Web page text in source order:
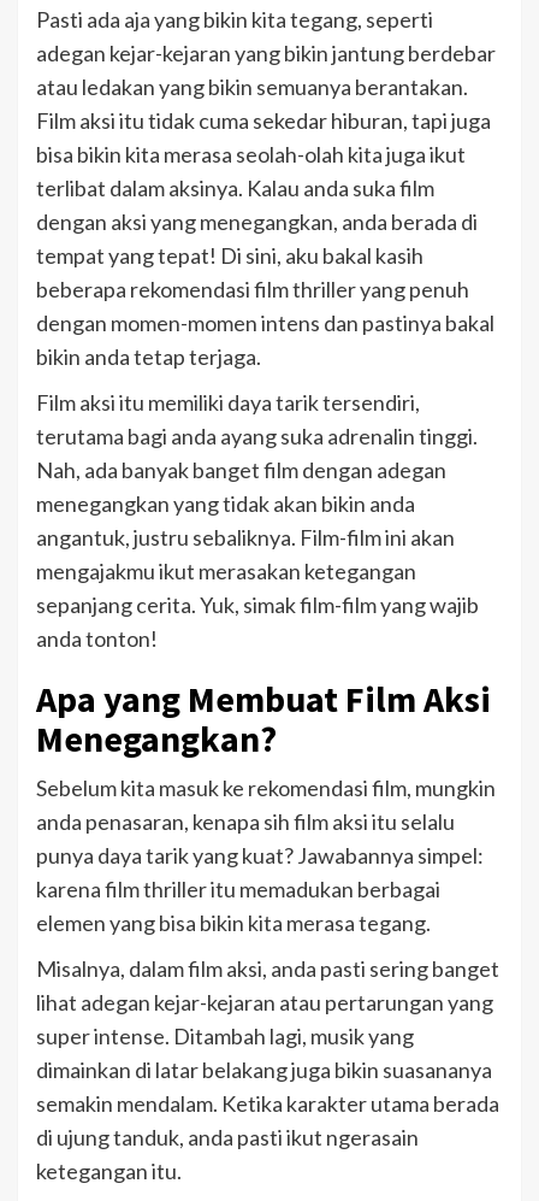
Pasti ada aja yang bikin kita tegang, seperti
adegan kejar-kejaran yang bikin jantung berdebar
atau ledakan yang bikin semuanya berantakan.
Film aksi itu tidak cuma sekedar hiburan, tapi juga
bisa bikin kita merasa seolah-olah kita juga ikut
terlibat dalam aksinya. Kalau anda suka film
dengan aksi yang menegangkan, anda berada di
tempat yang tepat! Di sini, aku bakal kasih
beberapa rekomendasi film thriller yang penuh
dengan momen-momen intens dan pastinya bakal
bikin anda tetap terjaga.
Film aksi itu memiliki daya tarik tersendiri,
terutama bagi anda ayang suka adrenalin tinggi.
Nah, ada banyak banget film dengan adegan
menegangkan yang tidak akan bikin anda
angantuk, justru sebaliknya. Film-film ini akan
mengajakmu ikut merasakan ketegangan
sepanjang cerita. Yuk, simak film-film yang wajib
anda tonton!
Apa yang Membuat Film Aksi
Menegangkan?
Sebelum kita masuk ke rekomendasi film, mungkin
anda penasaran, kenapa sih film aksi itu selalu
punya daya tarik yang kuat? Jawabannya simpel:
karena film thriller itu memadukan berbagai
elemen yang bisa bikin kita merasa tegang.
Misalnya, dalam film aksi, anda pasti sering banget
lihat adegan kejar-kejaran atau pertarungan yang
super intense. Ditambah lagi, musik yang
dimainkan di latar belakang juga bikin suasananya
semakin mendalam. Ketika karakter utama berada
di ujung tanduk, anda pasti ikut ngerasain
ketegangan itu.